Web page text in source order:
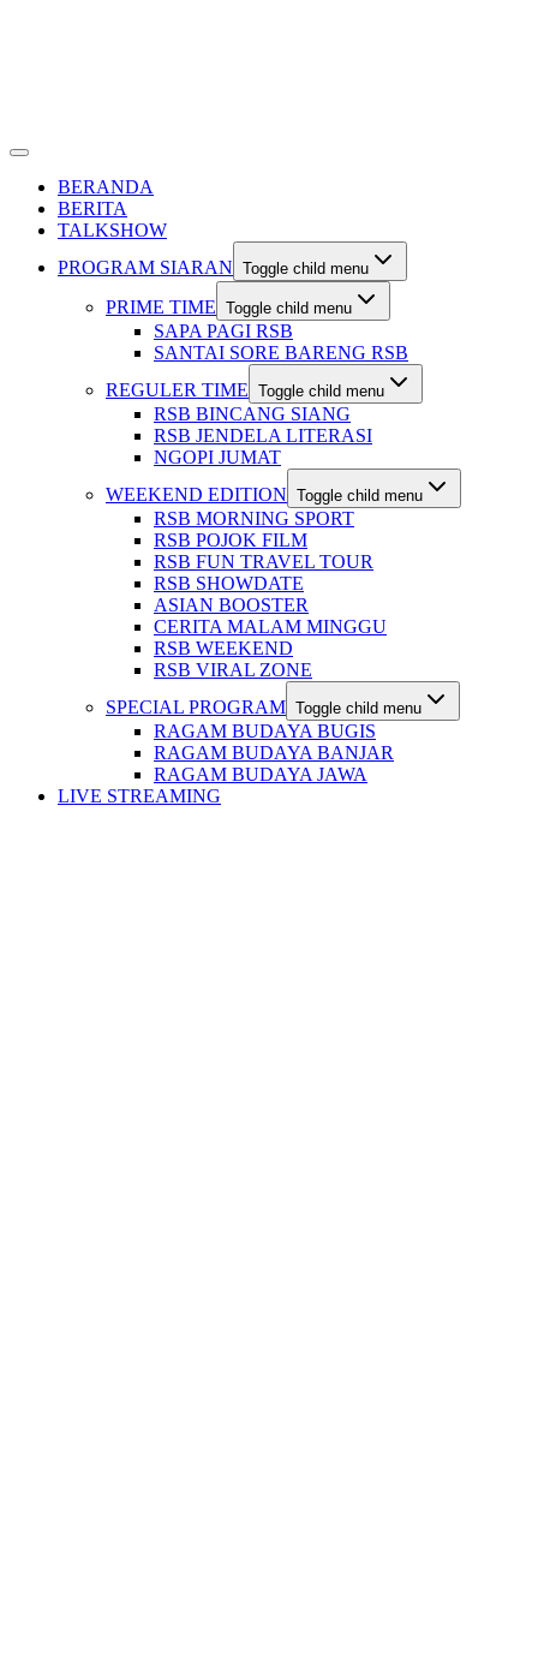
BERANDA
BERITA
TALKSHOW
PROGRAM SIARAN Toggle child menu
PRIME TIME Toggle child menu
SAPA PAGI RSB
SANTAI SORE BARENG RSB
REGULER TIME Toggle child menu
RSB BINCANG SIANG
RSB JENDELA LITERASI
NGOPI JUMAT
WEEKEND EDITION Toggle child menu
RSB MORNING SPORT
RSB POJOK FILM
RSB FUN TRAVEL TOUR
RSB SHOWDATE
ASIAN BOOSTER
CERITA MALAM MINGGU
RSB WEEKEND
RSB VIRAL ZONE
SPECIAL PROGRAM Toggle child menu
RAGAM BUDAYA BUGIS
RAGAM BUDAYA BANJAR
RAGAM BUDAYA JAWA
LIVE STREAMING